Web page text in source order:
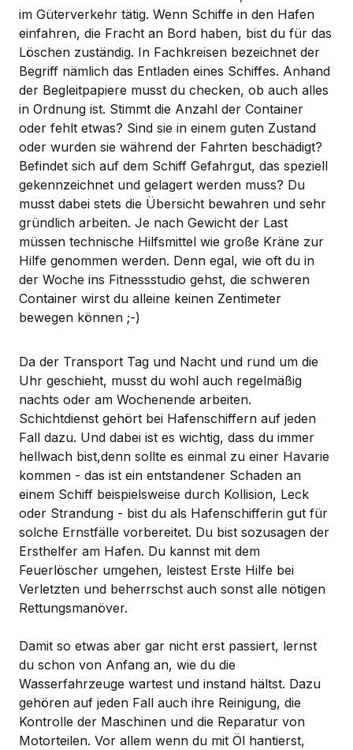
im Güterverkehr tätig. Wenn Schiffe in den Hafen
einfahren, die Fracht an Bord haben, bist du für das
Löschen zuständig. In Fachkreisen bezeichnet der
Begriff nämlich das Entladen eines Schiffes. Anhand
der Begleitpapiere musst du checken, ob auch alles
in Ordnung ist. Stimmt die Anzahl der Container
oder fehlt etwas? Sind sie in einem guten Zustand
oder wurden sie während der Fahrten beschädigt?
Befindet sich auf dem Schiff Gefahrgut, das speziell
gekennzeichnet und gelagert werden muss? Du
musst dabei stets die Übersicht bewahren und sehr
gründlich arbeiten. Je nach Gewicht der Last
müssen technische Hilfsmittel wie große Kräne zur
Hilfe genommen werden. Denn egal, wie oft du in
der Woche ins Fitnessstudio gehst, die schweren
Container wirst du alleine keinen Zentimeter
bewegen können ;-)
Da der Transport Tag und Nacht und rund um die
Uhr geschieht, musst du wohl auch regelmäßig
nachts oder am Wochenende arbeiten.
Schichtdienst gehört bei Hafenschiffern auf jeden
Fall dazu. Und dabei ist es wichtig, dass du immer
hellwach bist,denn sollte es einmal zu einer Havarie
kommen - das ist ein entstandener Schaden an
einem Schiff beispielsweise durch Kollision, Leck
oder Strandung - bist du als Hafenschifferin gut für
solche Ernstfälle vorbereitet. Du bist sozusagen der
Ersthelfer am Hafen. Du kannst mit dem
Feuerlöscher umgehen, leistest Erste Hilfe bei
Verletzten und beherrschst auch sonst alle nötigen
Rettungsmanöver.
Damit so etwas aber gar nicht erst passiert, lernst
du schon von Anfang an, wie du die
Wasserfahrzeuge wartest und instand hältst. Dazu
gehören auf jeden Fall auch ihre Reinigung, die
Kontrolle der Maschinen und die Reparatur von
Motorteilen. Vor allem wenn du mit Öl hantierst,